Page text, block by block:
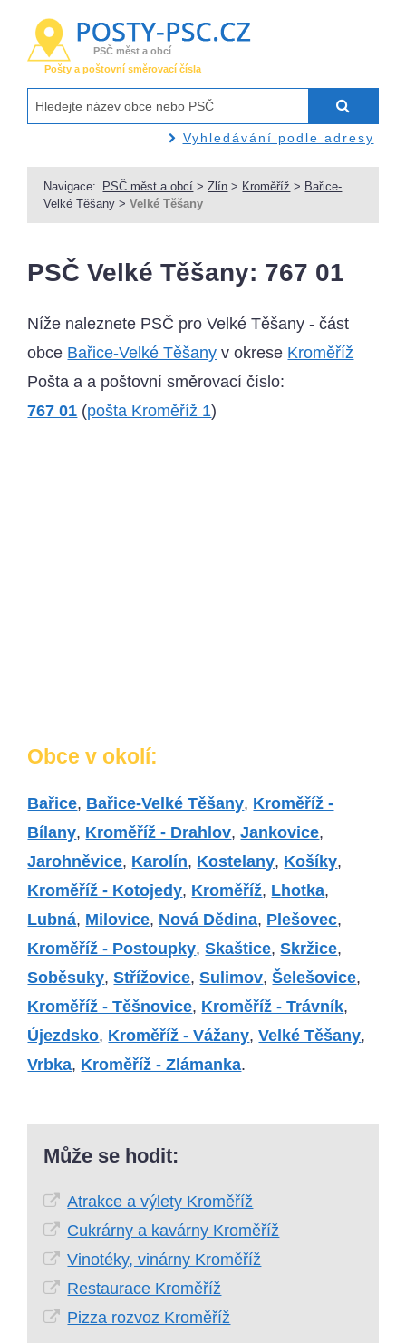
PSČ měst a obcí
Pošty a poštovní směrovací čísla
Vyhledávání podle adresy
Navigace: PSČ měst a obcí >Zlín > Kroměříž > Bařice-
Velké Těšany >Velké Těšany
PSČ Velké Těšany: 767 01
Níže naleznete PSČ pro Velké Těšany - část
obce Bařice-Velké Těšany v okrese Kroměříž
Pošta a a poštovní směrovací číslo:
767 01 (pošta Kroměříž 1)
Obce v okolí:
Bařice, Bařice-Velké Těšany, Kroměříž -
Bílany, Kroměříž - Drahlov,Jankovice,
Jarohněvice, Karolín, Kostelany, Košíky,
Kroměříž - Kotojedy, Kroměříž, Lhotka,
Lubná, Milovice, Nová Dědina, Plešovec,
Kroměříž - Postoupky,Skaštice,Skržice,
Soběsuky,Střížovice,Sulimov,Šelešovice,
Kroměříž - Těšnovice, Kroměříž - Trávník,
Újezdsko, Kroměříž - Vážany,Velké Těšany,
Vrbka, Kroměříž - Zlámanka.
Může se hodit:
Atrakce a výlety Kroměříž
Cukrárny a kavárny Kroměříž
Vinotéky, vinárny Kroměříž
Restaurace Kroměříž
Pizza rozvoz Kroměříž